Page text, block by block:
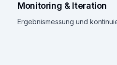
Monitoring & Iteration
Ergebnismessung und